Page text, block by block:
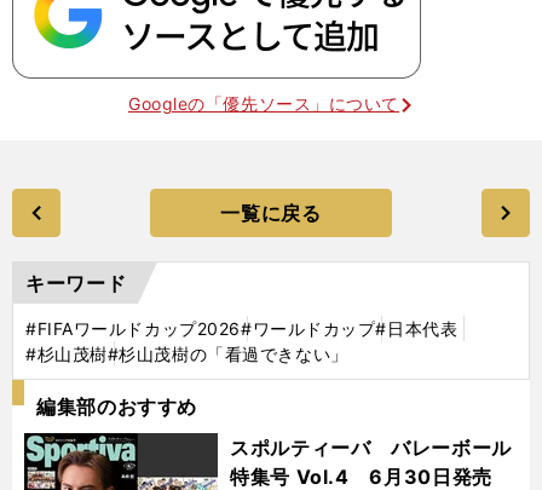
Googleの「優先ソース」について
一覧に戻る
キーワード
#FIFAワールドカップ2026#ワールドカップ#日本代表
#杉山茂樹#杉山茂樹の「看過できない」
編集部のおすすめ
スポルティーバ バレーボール
特集号 Vol.4 6月30日発売